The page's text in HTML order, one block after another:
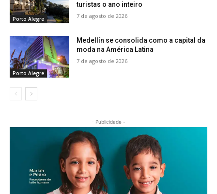
Porto Alegre
turistas o ano inteiro
7 de agosto de 2026
Porto Alegre
Medellín se consolida como a capital da
moda na América Latina
7 de agosto de 2026
- Publicidade -